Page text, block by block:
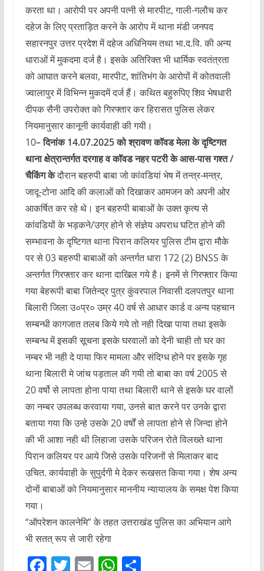
करता था। आरोपी पर अपनी पत्नी से मारपीट, गाली-गलौच कर
दहेज के लिए प्रताड़ित करने के आरोप में थाना मंडी जनपद
सहारनपुर उत्तर प्रदेश में दहेज अधिनियम तथा भा.द.वि. की अन्य
धाराओं में मुकदमा दर्ज है। इसके अतिरिक्त भी धार्मिक स्वतंत्रता
को आघात करने बलवा, मारपीट, शांतिभंग के आरोपों में कोतवाली
ज्वालापुर में विभिन्न मुकदमें दर्ज हैं। कथित बहुरुपिए शिव भेषधारी
दीपक सैनी उपरोक्त को गिरफ्तार कर हिरासत पुलिस लेकर
नियमानुसार कानूनी कार्यवाही की गयी।
10– दिनांक 14.07.2025 को श्रावण कॉवड मेला के दृष्टिगत
थाना क्षेत्रान्तर्गत दरगाह व कॉवड नहर पटरी के आस-पास गश्त /
चैकिंग केदौरान बहरुपी बाबा जो कांवडियां भेष में तन्त्र-मन्त्र,
जादू-टोना आदि की कलाओं को दिखाकर आमजन को अपनी ओर
आकर्षित कर रहे थे। इन बहरुपी बाबाओं के उक्त कृत्य से
कांवडियों के भड़कने/उग्र होने से संज्ञेय अपराध घटित होने की
सम्भावना के दृष्टिगत थाना पिरान कलियर पुलिस टीम द्वारा मौके
पर से 03 बहरुपी बाबाओं को अन्तर्गत धारा 172 (2) BNSS के
अन्तर्गत गिरफ्तार कर थाना दाखिल गये है। इनमें से गिरफ्तार किया
गया बेहरूपी बाबा जितेन्द्र पुत्र कुंवरपाल निवासी दलपतपुर थाना
बिलारी जिला उ०प्र० उम्र 40 वर्ष से आधार कार्ड व अन्य पहचान
सम्बन्धी कागजात तलब किये गये तो नही दिखा पाया तथा इसके
सम्बन्ध में इसकी सूचना इसके घरवालों को देनी चाही तो घर का
नम्बर भी नही दे पाया फिर मामला और संदिग्ध होने पर इसके गृह
थाना बिलारी मे जांच पड़ताल की गयी तो बाबा का वर्ष 2005 से
20 वर्षो से लापता होना पाया तथा बिलारी थाने से इसके घर वालों
का नम्बर उपलब्ध करवाया गया, उनसे बात करने पर उनके द्वारा
बताया गया कि उन्हे उसके 20 वर्षों से लापता होने से जिन्दा होने
की भी आशा नही थी लिहाजा उसके परिजन रोते विलख्ते थाना
पिरान कलियर पर आये जिसे उसके परिजनों से मिलाकर बाद
उचित. कार्यवाही के सुपुर्दगी मे देकर रूखसत किया गया। शेष अन्य
दोनों बाबाओं को नियमानुसार माननीय न्यायालय के समक्ष पेश किया
गया।
“ऑपरेशन कालनेमि” के तहत उत्तराखंड पुलिस का अभियान आगे
भी सतत् रूप से जारी रहेगा
F T E W S